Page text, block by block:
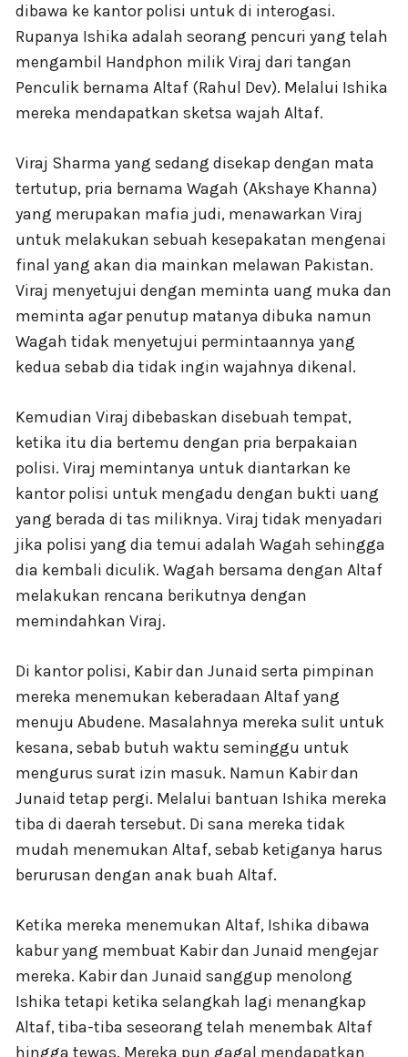
dibawa ke kantor polisi untuk di interogasi.
Rupanya Ishika adalah seorang pencuri yang telah
mengambil Handphon milik Viraj dari tangan
Penculik bernama Altaf (Rahul Dev). Melalui Ishika
mereka mendapatkan sketsa wajah Altaf.
Viraj Sharma yang sedang disekap dengan mata
tertutup, pria bernama Wagah (Akshaye Khanna)
yang merupakan mafia judi, menawarkan Viraj
untuk melakukan sebuah kesepakatan mengenai
final yang akan dia mainkan melawan Pakistan.
Viraj menyetujui dengan meminta uang muka dan
meminta agar penutup matanya dibuka namun
Wagah tidak menyetujui permintaannya yang
kedua sebab dia tidak ingin wajahnya dikenal.
Kemudian Viraj dibebaskan disebuah tempat,
ketika itu dia bertemu dengan pria berpakaian
polisi. Viraj memintanya untuk diantarkan ke
kantor polisi untuk mengadu dengan bukti uang
yang berada di tas miliknya. Viraj tidak menyadari
jika polisi yang dia temui adalah Wagah sehingga
dia kembali diculik. Wagah bersama dengan Altaf
melakukan rencana berikutnya dengan
memindahkan Viraj.
Di kantor polisi, Kabir dan Junaid serta pimpinan
mereka menemukan keberadaan Altaf yang
menuju Abudene. Masalahnya mereka sulit untuk
kesana, sebab butuh waktu seminggu untuk
mengurus surat izin masuk. Namun Kabir dan
Junaid tetap pergi. Melalui bantuan Ishika mereka
tiba di daerah tersebut. Di sana mereka tidak
mudah menemukan Altaf, sebab ketiganya harus
berurusan dengan anak buah Altaf.
Ketika mereka menemukan Altaf, Ishika dibawa
kabur yang membuat Kabir dan Junaid mengejar
mereka. Kabir dan Junaid sanggup menolong
Ishika tetapi ketika selangkah lagi menangkap
Altaf, tiba-tiba seseorang telah menembak Altaf
hingga tewas. Mereka pun gagal mendapatkan